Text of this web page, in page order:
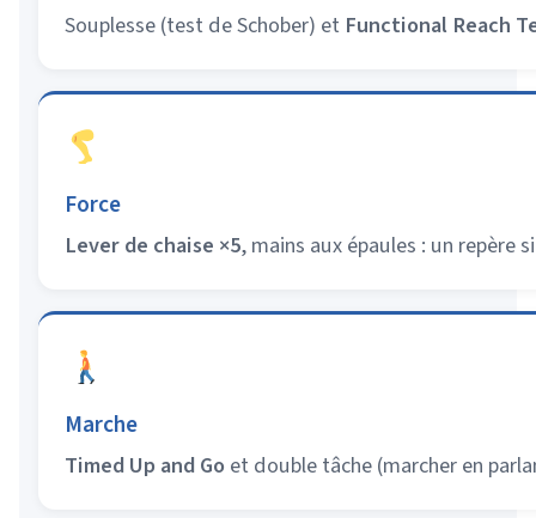
Souplesse (test de Schober) et Functional Reach
Force
Lever de chaise ×5, mains aux épaules : un repère
Marche
Timed Up and Go et double tâche (marcher en